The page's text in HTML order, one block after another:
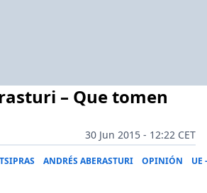
– Que tomen
30 Jun 2015 - 12:22 CET
ANDRÉS ABERASTURI OPINIÓN UE